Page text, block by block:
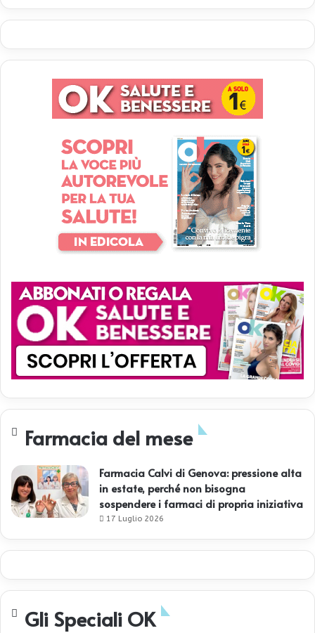
Farmacia del mese
Farmacia Calvi di Genova: pressione alta
in estate, perché non bisogna
sospendere i farmaci di propria iniziativa
17 Luglio 2026
Gli Speciali OK